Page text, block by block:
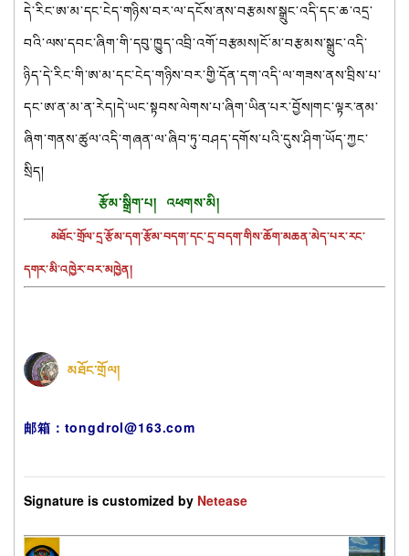
དེ་རིང་ཨ་མ་དང་ངེད་གཉིས་བར་ལ་དངོས་ནས་བརྩམས་སྒྲུང་འདི་དང་ཆ་འདྲ་
བའི་ལས་དབང་ཞིག་གི་དབུ་ཁྱུད་འབྲི་འགོ་བརྩམས།ངོ་མ་བརྩམས་སྒྲུང་འདི་
ཉིད་དེ་རིང་གི་ཨ་མ་དང་ངེད་གཉིས་བར་གྱི་དོན་དག་འདི་ལ་གཟས་ནས་བྲིས་པ་
དང་ཨ་ན་མ་ན་རེད།དེ་ཡང་སྟབས་ལེགས་པ་ཞིག་ཡིན་པར་བྱོས།གང་ལྟར་ནམ་
ཞིག་གནས་ཚུལ་འདི་གཞན་ལ་ཞིབ་ཏུ་བཤད་དགོས་པའི་དུས་ཤིག་ཡོད་ཀྱང་
སྲིད།
རྩོམ་སྒྲིག་པ། འཕགས་མི།
མཐོང་གྲོལ་དྲ་རྩོམ་དག་རྩོམ་བདག་དང་དྲ་བདག་གིས་ཆོག་མཆན་མེད་པར་རང་
དགར་མི་འཁྱེར་བར་མཁྱེན།
མཐོང་གྲོལ།
邮箱：tongdrol@163.com
Signature is customized by Netease